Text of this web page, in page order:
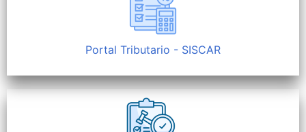
Portal Tributario - SISCAR